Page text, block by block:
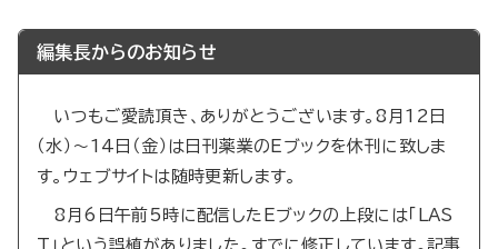
編集長からのお知らせ
いつもご愛読頂き、ありがとうございます。8月12日
（水）～14日（金）は日刊薬業のEブックを休刊に致しま
す。ウェブサイトは随時更新します。
8月6日午前5時に配信したEブックの上段には「LAS
T」という誤植がありました。すでに修正しています。記事